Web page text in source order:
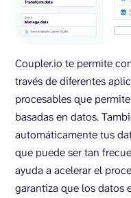
Coupler.io te permite
través de diferentes
procesables que
basadas en datos.
automáticamente tus
que puede ser tan
ayuda a acelerar el
garantiza que los datos